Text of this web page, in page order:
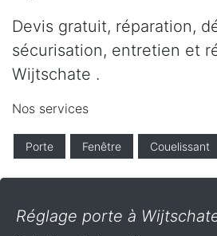
Devis gratuit, réparation,
sécurisation, entretien et
Wijtschate .
Nos services
Porte Fenêtre Couelissant
Réglage porte à